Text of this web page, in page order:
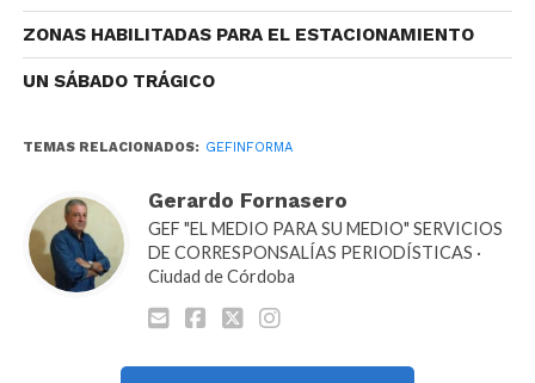
ZONAS HABILITADAS PARA EL ESTACIONAMIENTO
UN SÁBADO TRÁGICO
TEMAS RELACIONADOS: GEFINFORMA
Gerardo Fornasero
GEF "EL MEDIO PARA SU MEDIO" SERVICIOS
DE CORRESPONSALÍAS PERIODÍSTICAS ·
Ciudad de Córdoba